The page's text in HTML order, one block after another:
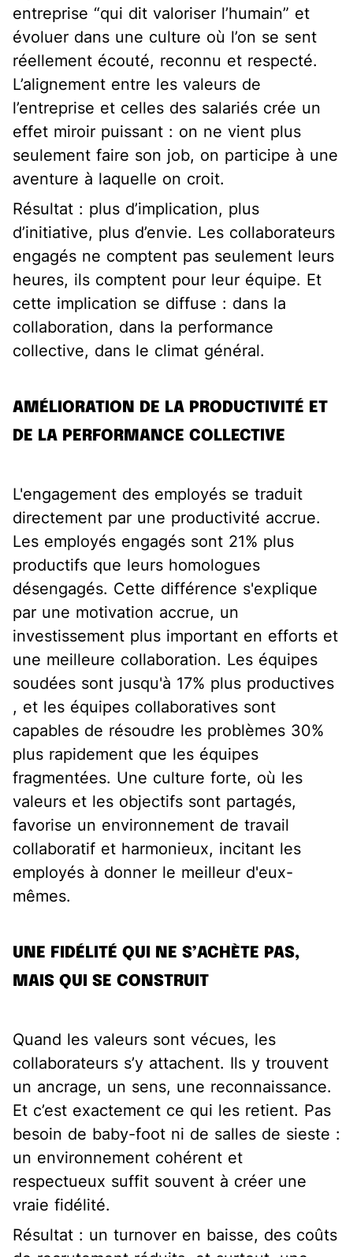
entreprise “qui dit valoriser l’humain” et
évoluer dans une culture où l’on se sent
réellement écouté, reconnu et respecté.
L’alignement entre les valeurs de
l’entreprise et celles des salariés crée un
effet miroir puissant : on ne vient plus
seulement faire son job, on participe à une
aventure à laquelle on croit.
Résultat : plus d’implication, plus
d’initiative, plus d’envie. Les collaborateurs
engagés ne comptent pas seulement leurs
heures, ils comptent pour leur équipe. Et
cette implication se diffuse : dans la
collaboration, dans la performance
collective, dans le climat général.
AMÉLIORATION DE LA PRODUCTIVITÉ ET
DE LA PERFORMANCE COLLECTIVE
L'engagement des employés se traduit
directement par une productivité accrue.
Les employés engagés sont 21% plus
productifs que leurs homologues
désengagés. Cette différence s'explique
par une motivation accrue, un
investissement plus important en efforts et
une meilleure collaboration. Les équipes
soudées sont jusqu'à 17% plus productives
, et les équipes collaboratives sont
capables de résoudre les problèmes 30%
plus rapidement que les équipes
fragmentées. Une culture forte, où les
valeurs et les objectifs sont partagés,
favorise un environnement de travail
collaboratif et harmonieux, incitant les
employés à donner le meilleur d'eux-
mêmes.
UNE FIDÉLITÉ QUI NE S’ACHÈTE PAS,
MAIS QUI SE CONSTRUIT
Quand les valeurs sont vécues, les
collaborateurs s’y attachent. Ils y trouvent
un ancrage, un sens, une reconnaissance.
Et c’est exactement ce qui les retient. Pas
besoin de baby-foot ni de salles de sieste :
un environnement cohérent et
respectueux suffit souvent à créer une
vraie fidélité.
Résultat : un turnover en baisse, des coûts